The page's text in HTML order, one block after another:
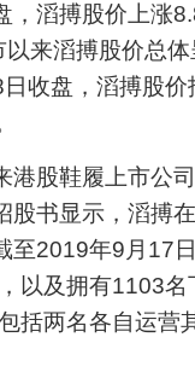
，滔搏股价上涨
来滔搏股价总
收盘，滔搏股
股鞋履上市公司
股书显示，滔搏
至2019年9月17
以及拥有1103名
括两名各自运营